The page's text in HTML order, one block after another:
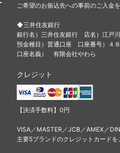
ご希望のお振込先への事前のご入金
◆三井住友銀行
銀行名）三井住友銀行 店名）江戸
預金種目）普通口座 口座番号）４
口座名義） 有限会社やわら
クレジット
【決済手数料】0円
VISA／MASTER／JCB／AMEX／
主要5ブランドのクレジットカードを